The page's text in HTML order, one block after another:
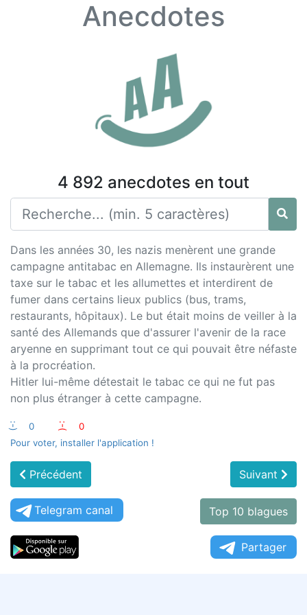
Anecdotes
4 892 anecdotes en tout
Dans les années 30, les nazis menèrent une grande
campagne antitabac en Allemagne. Ils instaurèrent une
taxe sur le tabac et les allumettes et interdirent de
fumer dans certains lieux publics (bus, trams,
restaurants, hôpitaux). Le but était moins de veiller à la
santé des Allemands que d'assurer l'avenir de la race
aryenne en supprimant tout ce qui pouvait être néfaste
à la procréation.
Hitler lui-même détestait le tabac ce qui ne fut pas
non plus étranger à cette campagne.
:-) 0 :-(
0
Pour voter, installer l'application !
Précédent Suivant
Telegram canal Top 10 blagues
Partager